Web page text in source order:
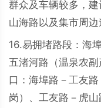
群众及车辆较多，
山海路以及集市周边
16.易拥堵路段：海
五渚河路（温泉农
口：海埠路－工友
岗）、工友路－虎